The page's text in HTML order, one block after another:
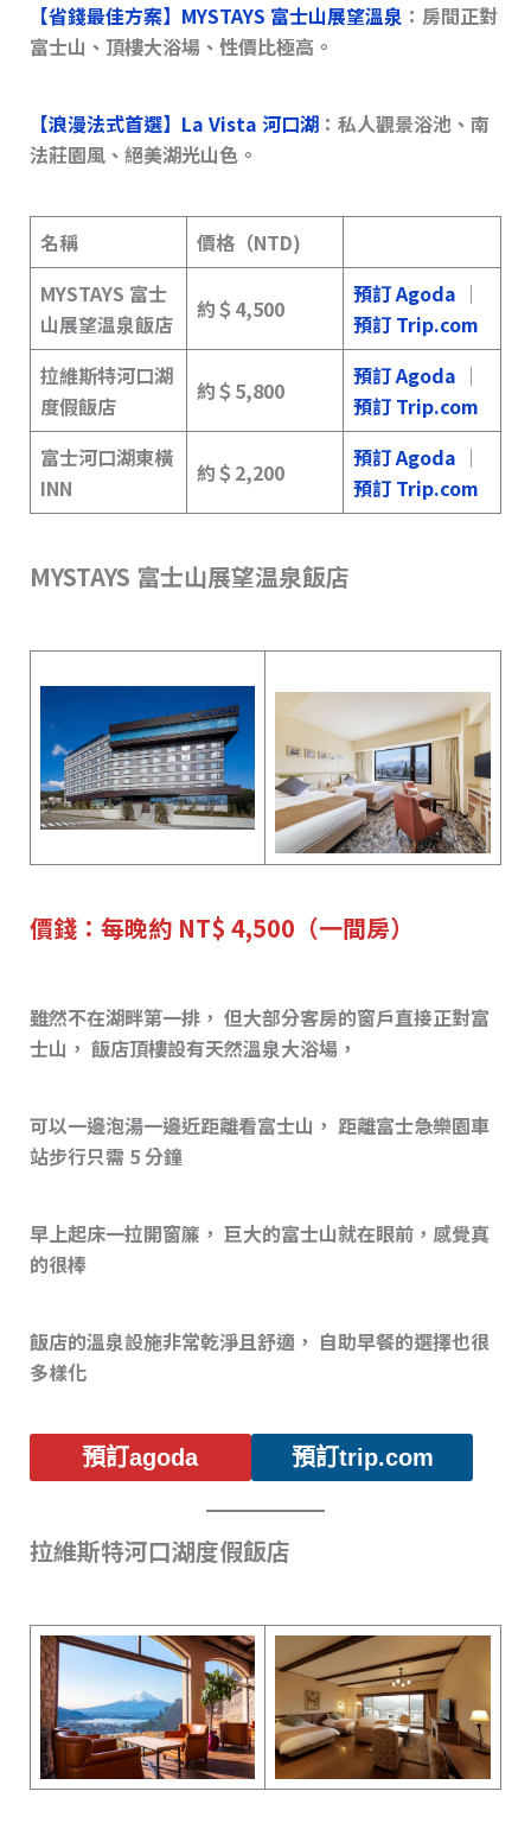
【省錢最佳方案】MYSTAYS 富士山展望溫泉 ：房間正對
富士山、頂樓大浴場、性價比極高。
【浪漫法式首選】La Vista 河口湖：私人觀景浴池、南
法莊園風、絕美湖光山色。
名稱
價格（NTD)
MYSTAYS 富士
山展望温泉飯店
約＄4,500
預訂 Agoda ｜
預訂 Trip.com
拉維斯特河口湖
度假飯店
約＄ 5,800
預訂 Agoda ｜
預訂 Trip.com
富士河口湖東橫
INN
約＄ 2,200
預訂 Agoda ｜
預訂 Trip.com
MYSTAYS 富士山展望温泉飯店
價錢：每晚約 NT$ 4,500（一間房）
雖然不在湖畔第一排， 但大部分客房的窗戶直接正對富
士山， 飯店頂樓設有天然溫泉大浴場，
可以一邊泡湯一邊近距離看富士山， 距離富士急樂園車
站步行只需 5 分鐘
早上起床一拉開窗簾， 巨大的富士山就在眼前，感覺真
的很棒
飯店的溫泉設施非常乾淨且舒適， 自助早餐的選擇也很
多樣化
預訂agoda 預訂trip.com
拉維斯特河口湖度假飯店